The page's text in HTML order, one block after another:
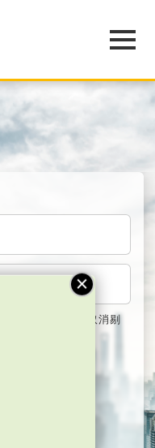
共用电脑，紧记取消剔